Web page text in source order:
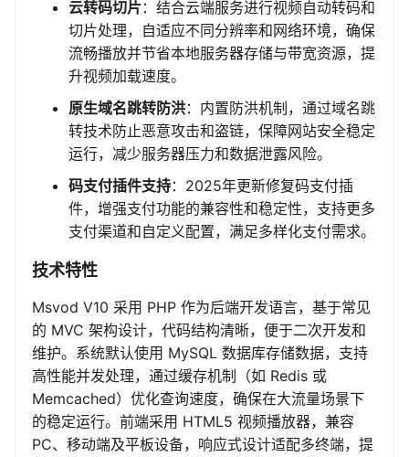
云转码切片：结合云端服务进行视频自动转码和
切片处理，自适应不同分辨率和网络环境，确保
流畅播放并节省本地服务器存储与带宽资源，提
升视频加载速度。
原生域名跳转防洪：内置防洪机制，通过域名跳
转技术防止恶意攻击和盗链，保障网站安全稳定
运行，减少服务器压力和数据泄露风险。
码支付插件支持：2025年更新修复码支付插
件，增强支付功能的兼容性和稳定性，支持更多
支付渠道和自定义配置，满足多样化支付需求。
技术特性
Msvod V10 采用 PHP 作为后端开发语言，基于常见
的 MVC 架构设计，代码结构清晰，便于二次开发和
维护。系统默认使用 MySQL 数据库存储数据，支持
高性能并发处理，通过缓存机制（如 Redis 或
Memcached）优化查询速度，确保在大流量场景下
的稳定运行。前端采用 HTML5 视频播放器，兼容
PC、移动端及平板设备，响应式设计适配多终端，提